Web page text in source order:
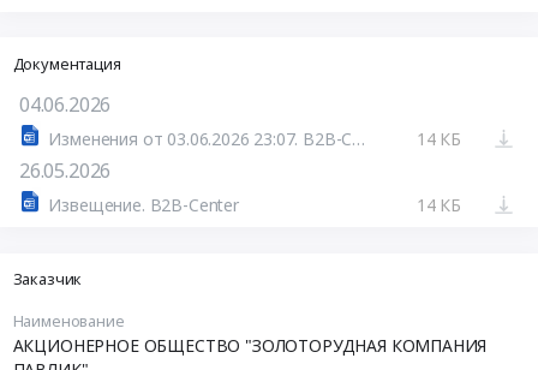
Документация
04.06.2026
Изменения от 03.06.2026 23:07. B2B-Center 14 КБ
26.05.2026
Извещение. B2B-Center 14 КБ
Заказчик
Наименование
АКЦИОНЕРНОЕ ОБЩЕСТВО "ЗОЛОТОРУДНАЯ КОМПАНИЯ